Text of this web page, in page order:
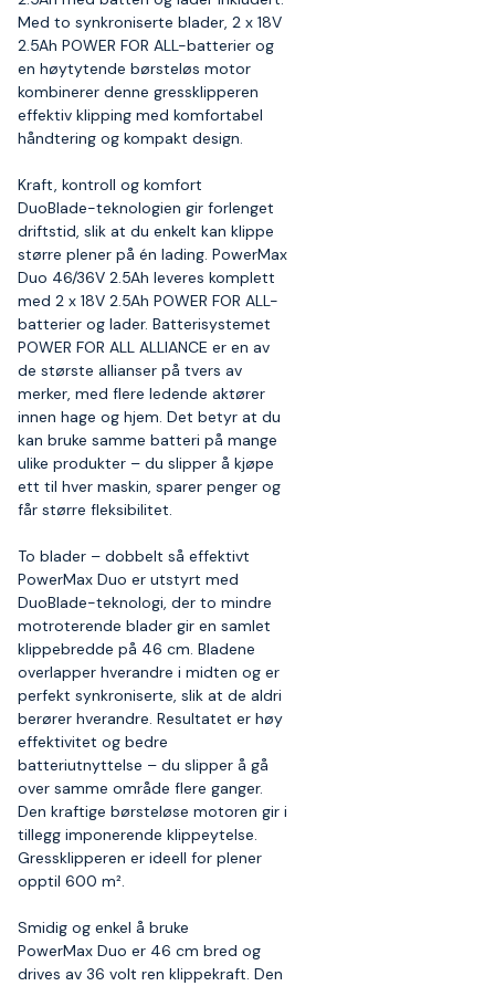
Med to synkroniserte blader, 2 x 18V
2.5Ah POWER FOR ALL-batterier og
en høytytende børsteløs motor
kombinerer denne gressklipperen
effektiv klipping med komfortabel
håndtering og kompakt design.
Kraft, kontroll og komfort
DuoBlade-teknologien gir forlenget
driftstid, slik at du enkelt kan klippe
større plener på én lading. PowerMax
Duo 46/36V 2.5Ah leveres komplett
med 2 x 18V 2.5Ah POWER FOR ALL-
batterier og lader. Batterisystemet
POWER FOR ALL ALLIANCE er en av
de største allianser på tvers av
merker, med flere ledende aktører
innen hage og hjem. Det betyr at du
kan bruke samme batteri på mange
ulike produkter – du slipper å kjøpe
ett til hver maskin, sparer penger og
får større fleksibilitet.
To blader – dobbelt så effektivt
PowerMax Duo er utstyrt med
DuoBlade-teknologi, der to mindre
motroterende blader gir en samlet
klippebredde på 46 cm. Bladene
overlapper hverandre i midten og er
perfekt synkroniserte, slik at de aldri
berører hverandre. Resultatet er høy
effektivitet og bedre
batteriutnyttelse – du slipper å gå
over samme område flere ganger.
Den kraftige børsteløse motoren gir i
tillegg imponerende klippeytelse.
Gressklipperen er ideell for plener
opptil 600 m².
Smidig og enkel å bruke
PowerMax Duo er 46 cm bred og
drives av 36 volt ren klippekraft. Den